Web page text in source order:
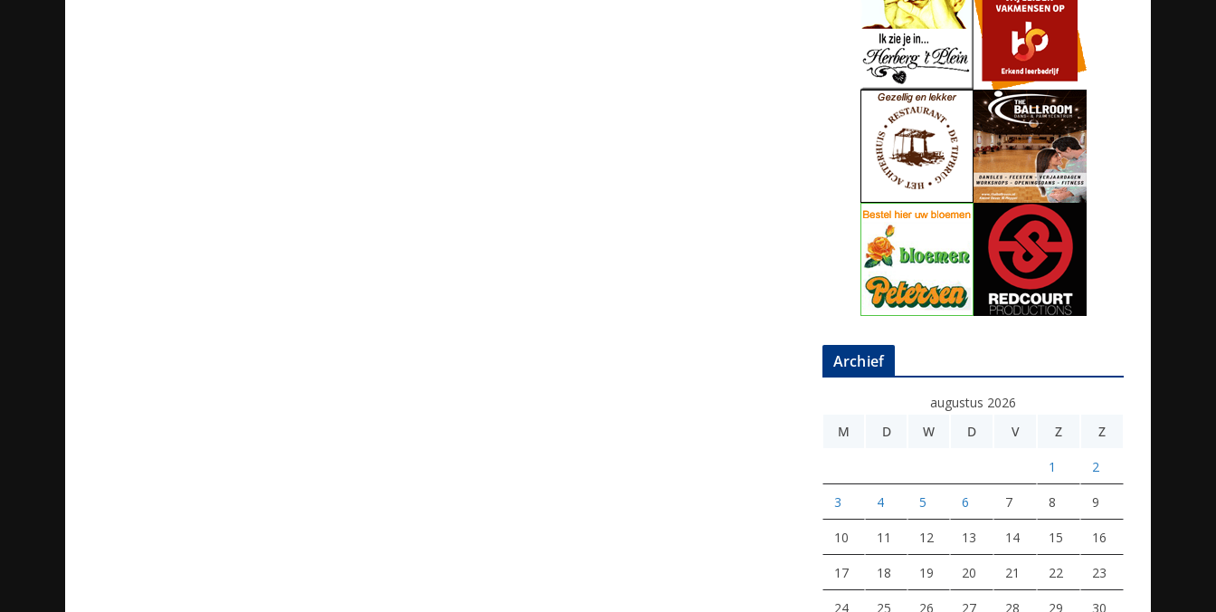
Archief
augustus 2026
M
D W D V Z Z
1 2
3 4 5 6 7 8 9
10 11 12 13 14 15 16
17 18 19 20 21 22 23
24 25 26 27 28 29 30